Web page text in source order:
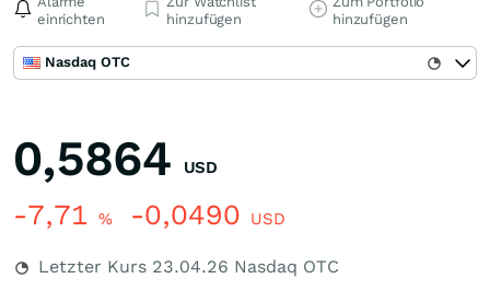
einrichten
hinzufügen
hinzufügen
Nasdaq OTC
0,5864 USD
-7,71 % -0,0490 USD
Letzter Kurs 23.04.26 Nasdaq OTC